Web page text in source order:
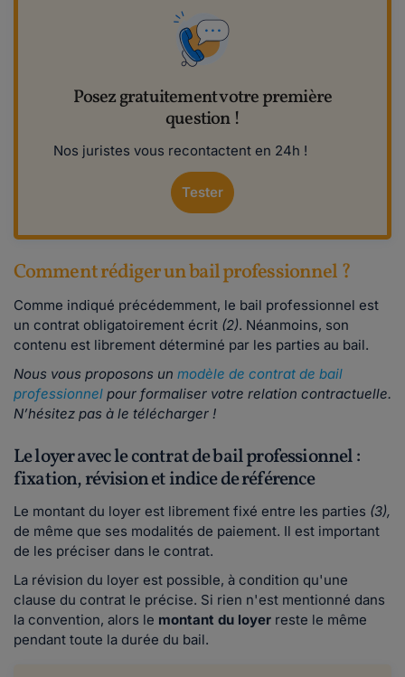
Posez gratuitement votre première
question !
Nos juristes vous recontactent en 24h !
Tester
Comment rédiger un bail professionnel ?
Comme indiqué précédemment, le bail professionnel est
un contrat obligatoirement écrit (2). Néanmoins, son
contenu est librement déterminé par les parties au bail.
Nous vous proposons un modèle de contrat de bail
professionnel pour formaliser votre relation contractuelle.
N’hésitez pas à le télécharger !
Le loyer avec le contrat de bail professionnel :
fixation, révision et indice de référence
Le montant du loyer est librement fixé entre les parties (3),
de même que ses modalités de paiement. Il est important
de les préciser dans le contrat.
La révision du loyer est possible, à condition qu'une
clause du contrat le précise. Si rien n'est mentionné dans
la convention, alors le montant du loyer reste le même
pendant toute la durée du bail.